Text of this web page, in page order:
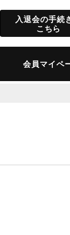
入退会の手続
こちら
会員マイペ